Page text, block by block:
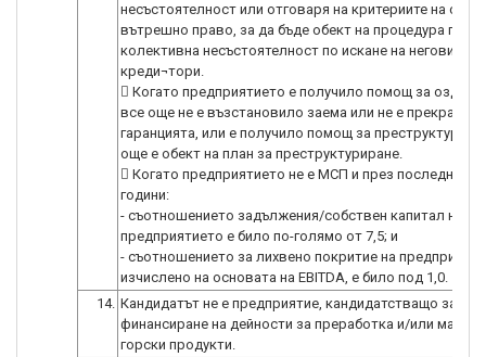
несъстоятелност или отговаря на критериите на
вътрешно право, за да бъде обект на процедура по
колективна несъстоятелност по искане на неговите
креди¬тори.
 Когато предприятието е получило помощ за
все още не е възстановило заема или не е прекратило
гаранцията, или е получило помощ за
още е обект на план за преструктуриране.
 Когато предприятието не е МСП и през последните
години:
- съотношението задължения/собствен капитал на
предприятието е било по-голямо от 7,5; и
- съотношението за лихвено покритие на
изчислено на основата на EBITDA, е било под 1,0.
14. Кандидатът не е предприятие, кандидатстващо за
финансиране на дейности за преработка и/или
горски продукти.